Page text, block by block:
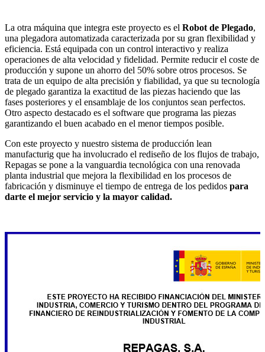
La otra máquina que integra este proyecto es el Robot de Plegado,
una plegadora automatizada caracterizada por su gran flexibilidad y
eficiencia. Está equipada con un control interactivo y realiza
operaciones de alta velocidad y fidelidad. Permite reducir el coste de
producción y supone un ahorro del 50% sobre otros procesos. Se
trata de un equipo de alta precisión y fiabilidad, ya que su tecnología
de plegado garantiza la exactitud de las piezas haciendo que las
fases posteriores y el ensamblaje de los conjuntos sean perfectos.
Otro aspecto destacado es el software que programa las piezas
garantizando el buen acabado en el menor tiempos posible.
Con este proyecto y nuestro sistema de producción lean
manufacturig que ha involucrado el rediseño de los flujos de trabajo,
Repagas se pone a la vanguardia tecnológica con una renovada
planta industrial que mejora la flexibilidad en los procesos de
fabricación y disminuye el tiempo de entrega de los pedidos para
darte el mejor servicio y la mayor calidad.